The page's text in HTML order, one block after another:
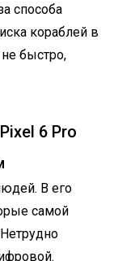
способа
кораблей в
быстро,
6 Pro
В его
самой